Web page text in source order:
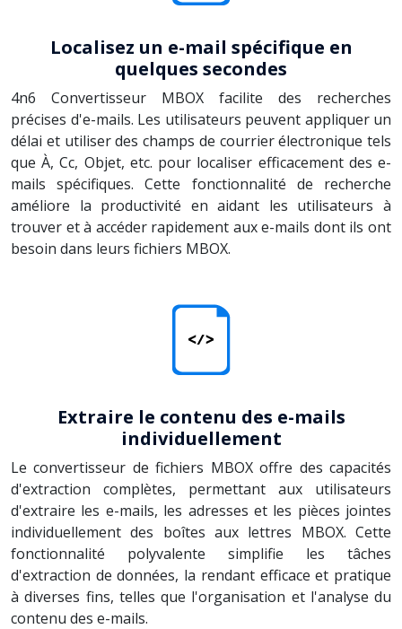
Localisez un e-mail spécifique en
quelques secondes
4n6 Convertisseur MBOX facilite des recherches
précises d'e-mails. Les utilisateurs peuvent appliquer un
délai et utiliser des champs de courrier électronique tels
que À, Cc, Objet, etc. pour localiser efficacement des e-
mails spécifiques. Cette fonctionnalité de recherche
améliore la productivité en aidant les utilisateurs à
trouver et à accéder rapidement aux e-mails dont ils ont
besoin dans leurs fichiers MBOX.
Extraire le contenu des e-mails
individuellement
Le convertisseur de fichiers MBOX offre des capacités
d'extraction complètes, permettant aux utilisateurs
d'extraire les e-mails, les adresses et les pièces jointes
individuellement des boîtes aux lettres MBOX. Cette
fonctionnalité polyvalente simplifie les tâches
d'extraction de données, la rendant efficace et pratique
à diverses fins, telles que l'organisation et l'analyse du
contenu des e-mails.